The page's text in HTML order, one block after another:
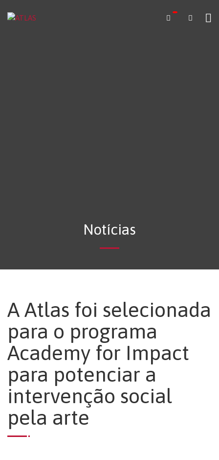
Notícias
A Atlas foi selecionada
para o programa
Academy for Impact
para potenciar a
intervenção social
pela arte